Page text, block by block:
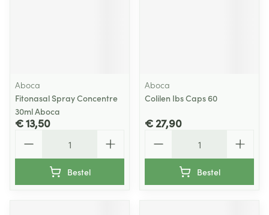
Aboca
Fitonasal Spray Concentre
30ml Aboca
€ 13,50
Bestel
Aboca
Colilen Ibs Caps 60
€ 27,90
Bestel